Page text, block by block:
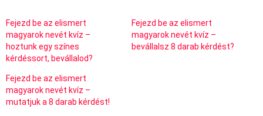
Fejezd be az elismert
magyarok nevét kvíz –
hoztunk egy színes
kérdéssort, bevállalod?
Fejezd be az elismert
magyarok nevét kvíz –
bevállalsz 8 darab kérdést?
Fejezd be az elismert
magyarok nevét kvíz –
mutatjuk a 8 darab kérdést!